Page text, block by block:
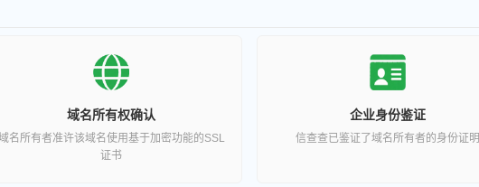
域名所有权确认
名所有者准许该域名使用基于加密功能的SSL
证书
企业身份鉴证
信查查已鉴证了域名所有者的身份证明